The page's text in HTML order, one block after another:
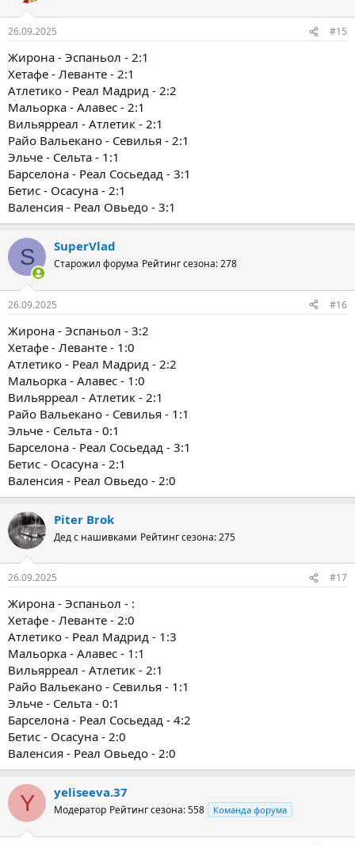
26.09.2025 #15
Жирона - Эспаньол - 2:1
Хетафе - Леванте - 2:1
Атлетико - Реал Мадрид - 2:2
Мальорка - Алавес - 2:1
Вильярреал - Атлетик - 2:1
Райо Вальекано - Севилья - 2:1
Эльче - Сельта - 1:1
Барселона - Реал Сосьедад - 3:1
Бетис - Осасуна - 2:1
Валенсия - Реал Овьедо - 3:1
S SuperVlad
Старожил форума Рейтинг сезона: 278
26.09.2025 #16
Жирона - Эспаньол - 3:2
Хетафе - Леванте - 1:0
Атлетико - Реал Мадрид - 2:2
Мальорка - Алавес - 1:0
Вильярреал - Атлетик - 2:1
Райо Вальекано - Севилья - 1:1
Эльче - Сельта - 0:1
Барселона - Реал Сосьедад - 3:1
Бетис - Осасуна - 2:1
Валенсия - Реал Овьедо - 2:0
Piter Brok
Дед с нашивками Рейтинг сезона: 275
26.09.2025 #17
Жирона - Эспаньол - :
Хетафе - Леванте - 2:0
Атлетико - Реал Мадрид - 1:3
Мальорка - Алавес - 1:1
Вильярреал - Атлетик - 2:1
Райо Вальекано - Севилья - 1:1
Эльче - Сельта - 0:1
Барселона - Реал Сосьедад - 4:2
Бетис - Осасуна - 2:0
Валенсия - Реал Овьедо - 2:0
Y yeliseeva.37
Модератор Рейтинг сезона: 558 Команда форума